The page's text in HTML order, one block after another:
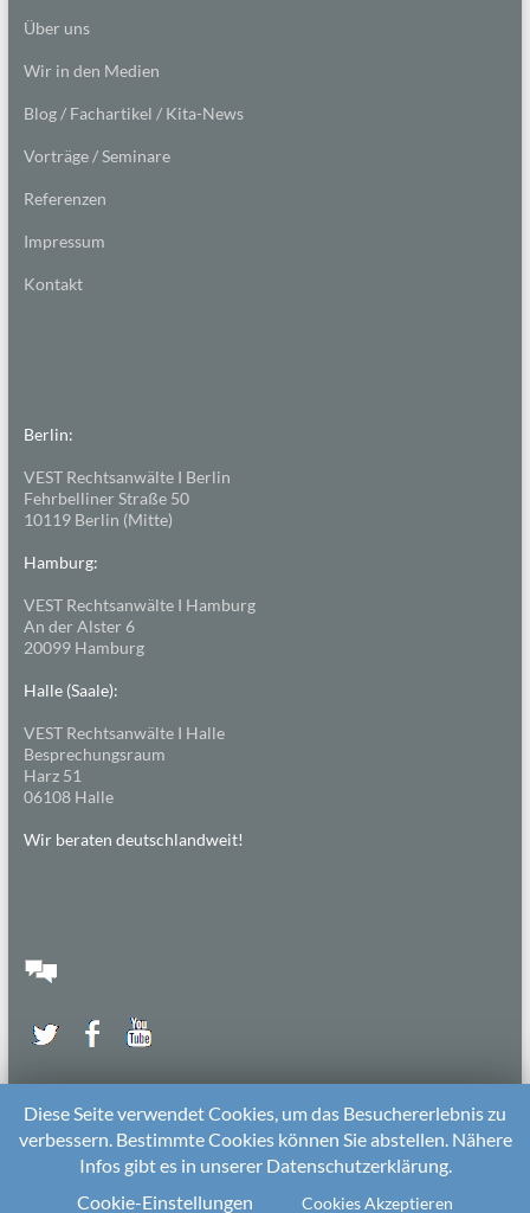
Über uns
Wir in den Medien
Blog / Fachartikel / Kita-News
Vorträge / Seminare
Referenzen
Impressum
Kontakt
Berlin:
VEST Rechtsanwälte I Berlin
Fehrbelliner Straße 50
10119 Berlin (Mitte)
Hamburg:
VEST Rechtsanwälte I Hamburg
An der Alster 6
20099 Hamburg
Halle (Saale):
VEST Rechtsanwälte I Halle
Besprechungsraum
Harz 51
06108 Halle
Wir beraten deutschlandweit!
2026 beiDie KitarechtlerUnterstützt von:WordPress. Theme: Spacious von
ThemeGrill
Diese Seite verwendet Cookies, um das Besuchererlebnis zu
verbessern. Bestimmte Cookies können Sie abstellen. Nähere
Infos gibt es in unserer Datenschutzerklärung.
Cookie-Einstellungen
Cookies Akzeptieren